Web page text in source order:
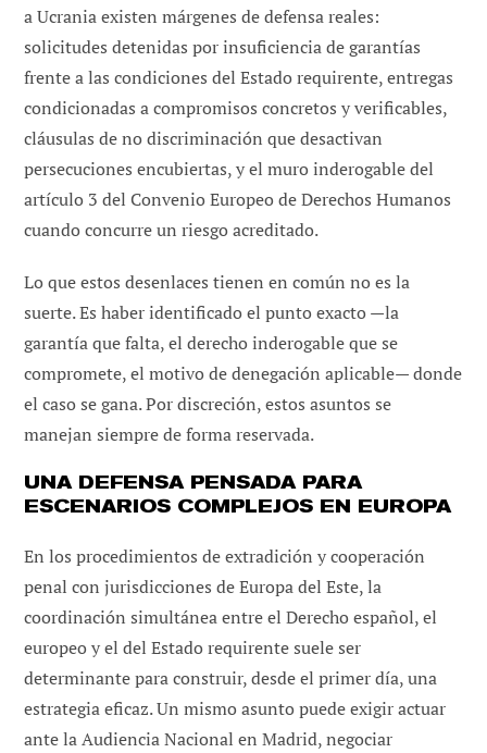
a Ucrania existen márgenes de defensa reales:
solicitudes detenidas por insuficiencia de garantías
frente a las condiciones del Estado requirente, entregas
condicionadas a compromisos concretos y verificables,
cláusulas de no discriminación que desactivan
persecuciones encubiertas, y el muro inderogable del
artículo 3 del Convenio Europeo de Derechos Humanos
cuando concurre un riesgo acreditado.
Lo que estos desenlaces tienen en común no es la
suerte. Es haber identificado el punto exacto —la
garantía que falta, el derecho inderogable que se
compromete, el motivo de denegación aplicable— donde
el caso se gana. Por discreción, estos asuntos se
manejan siempre de forma reservada.
UNA DEFENSA PENSADA PARA
ESCENARIOS COMPLEJOS EN EUROPA
En los procedimientos de extradición y cooperación
penal con jurisdicciones de Europa del Este, la
coordinación simultánea entre el Derecho español, el
europeo y el del Estado requirente suele ser
determinante para construir, desde el primer día, una
estrategia eficaz. Un mismo asunto puede exigir actuar
ante la Audiencia Nacional en Madrid, negociar